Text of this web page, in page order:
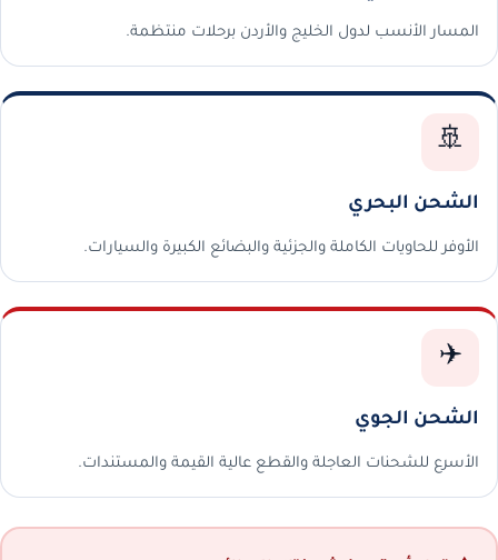
المسار الأنسب لدول الخليج والأردن برحلات منتظمة.
🚢
الشحن البحري
الأوفر للحاويات الكاملة والجزئية والبضائع الكبيرة والسيارات.
✈️
الشحن الجوي
الأسرع للشحنات العاجلة والقطع عالية القيمة والمستندات.